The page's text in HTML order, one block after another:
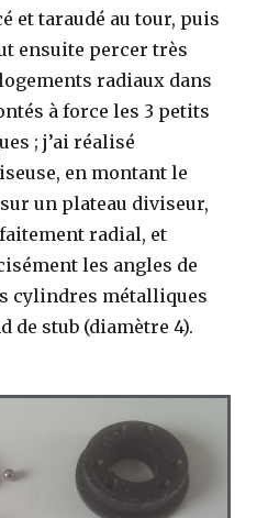
et taraudé au tour, puis
ensuite percer très
radiaux dans
à force les 3 petits
; j’ai réalisé
en montant le
un plateau diviseur,
radial, et
les angles de
cylindres métalliques
de stub (diamètre 4).